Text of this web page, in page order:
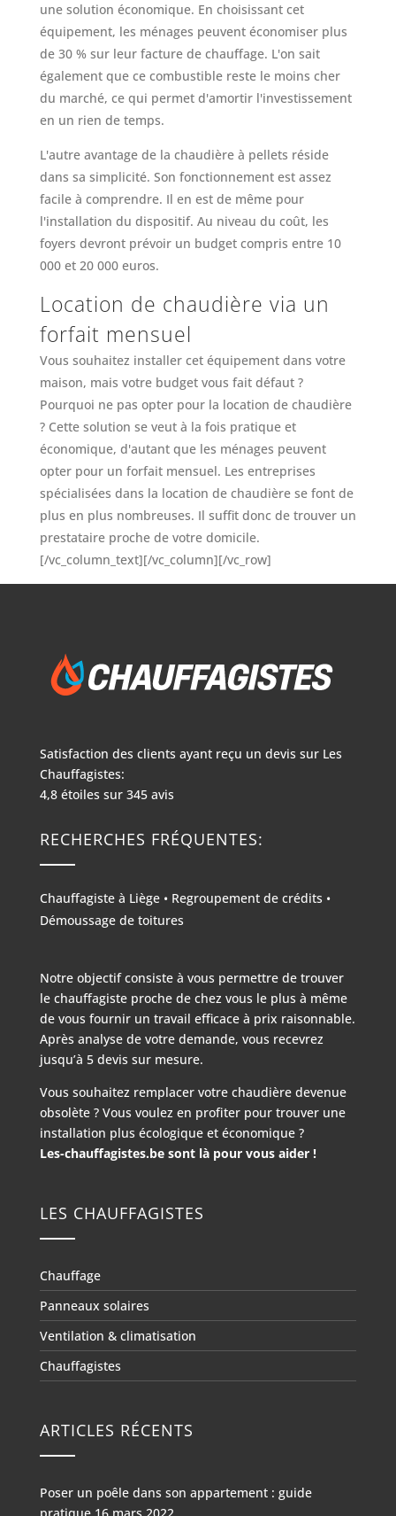
une solution économique. En choisissant cet
équipement, les ménages peuvent économiser plus
de 30 % sur leur facture de chauffage. L'on sait
également que ce combustible reste le moins cher
du marché, ce qui permet d'amortir l'investissement
en un rien de temps.
L'autre avantage de la chaudière à pellets réside
dans sa simplicité. Son fonctionnement est assez
facile à comprendre. Il en est de même pour
l'installation du dispositif. Au niveau du coût, les
foyers devront prévoir un budget compris entre 10
000 et 20 000 euros.
Location de chaudière via un
forfait mensuel
Vous souhaitez installer cet équipement dans votre
maison, mais votre budget vous fait défaut ?
Pourquoi ne pas opter pour la location de chaudière
? Cette solution se veut à la fois pratique et
économique, d'autant que les ménages peuvent
opter pour un forfait mensuel. Les entreprises
spécialisées dans la location de chaudière se font de
plus en plus nombreuses. Il suffit donc de trouver un
prestataire proche de votre domicile.
[/vc_column_text][/vc_column][/vc_row]
Satisfaction des clients ayant reçu un devis sur Les
Chauffagistes:
4,8étoiles sur 345avis
RECHERCHES FRÉQUENTES:
Chauffagiste à Liège• Regroupement de crédits •
Démoussage de toitures
Notre objectif consiste à vous permettre de trouver
le chauffagiste proche de chez vous le plus à même
de vous fournir un travail efficace à prix raisonnable.
Après analyse de votre demande, vous recevrez
jusqu’à 5 devis sur mesure.
Vous souhaitez remplacer votre chaudière devenue
obsolète ? Vous voulez en profiter pour trouver une
installation plus écologique et économique ?
Les-chauffagistes.be sont là pour vous aider !
LES CHAUFFAGISTES
Chauffage
Panneaux solaires
Ventilation & climatisation
Chauffagistes
ARTICLES RÉCENTS
Poser un poêle dans son appartement : guide